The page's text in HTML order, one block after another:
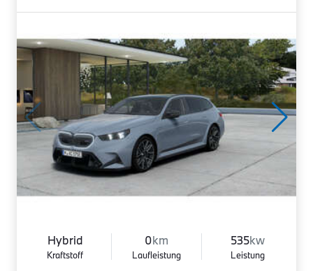
Hybrid
Kraftstoff
0km
Laufleistung
535kw
Leistung